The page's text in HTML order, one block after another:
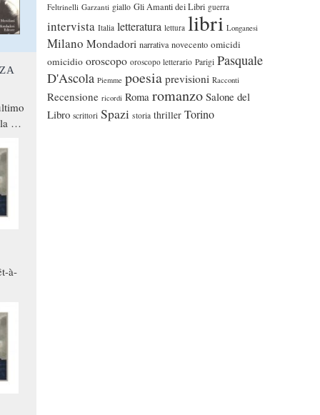
Feltrinelli Garzanti giallo Gli Amanti dei Libri guerra
intervista Italia letteratura lettura libri Longanesi
Milano Mondadori narrativa novecento omicidi
omicidio oroscopo oroscopo letterario Parigi Pasquale
D'Ascola Piemme poesia previsioni Racconti
Recensione ricordi Roma romanzo Salone del
Libro scrittori Spazi storia thriller Torino
a
à-